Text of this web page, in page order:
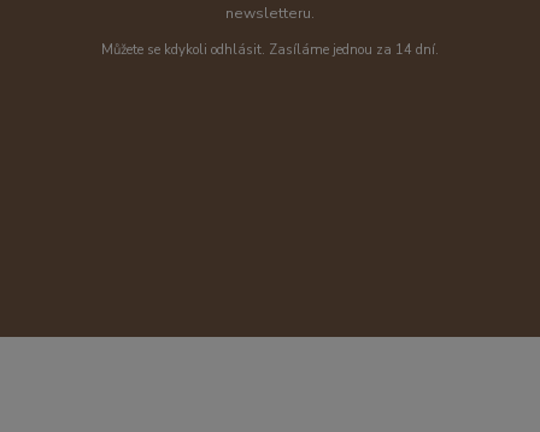
newsletteru.
Můžete se kdykoli odhlásit. Zasíláme jednou za 14 dní.